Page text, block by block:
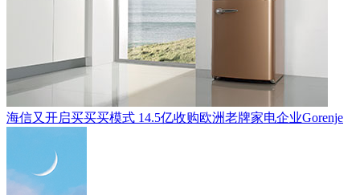
海信又开启买买买模式 14.5亿收购欧洲老牌家电企业Gorenje